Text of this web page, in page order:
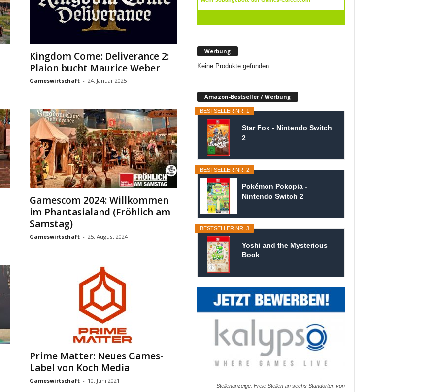
Kingdom Come: Deliverance 2:
Plaion bucht Maurice Weber
Gameswirtschaft - 24. Januar 2025
Gamescom 2024: Willkommen
im Phantasialand (Fröhlich am
Samstag)
Gameswirtschaft - 25. August 2024
Prime Matter: Neues Games-
Label von Koch Media
Gameswirtschaft - 10. Juni 2021
Werbung
Keine Produkte gefunden.
Amazon-Bestseller / Werbung
BESTSELLER NR. 1
Star Fox - Nintendo Switch
2
BESTSELLER NR. 2
Pokémon Pokopia -
Nintendo Switch 2
BESTSELLER NR. 3
Yoshi and the Mysterious
Book
Stellenanzeige: Freie Stellen an sechs Standorten von